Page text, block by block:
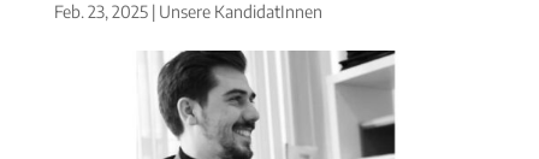
Feb. 23, 2025| Unsere KandidatInnen